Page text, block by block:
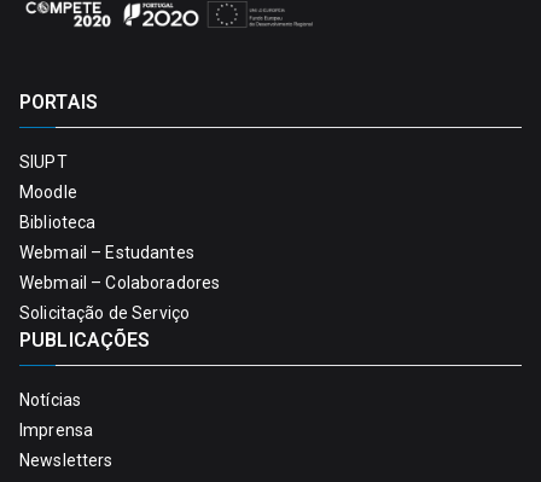
PORTAIS
SIUPT
Moodle
Biblioteca
Webmail – Estudantes
Webmail – Colaboradores
Solicitação de Serviço
PUBLICAÇÕES
Notícias
Imprensa
Newsletters